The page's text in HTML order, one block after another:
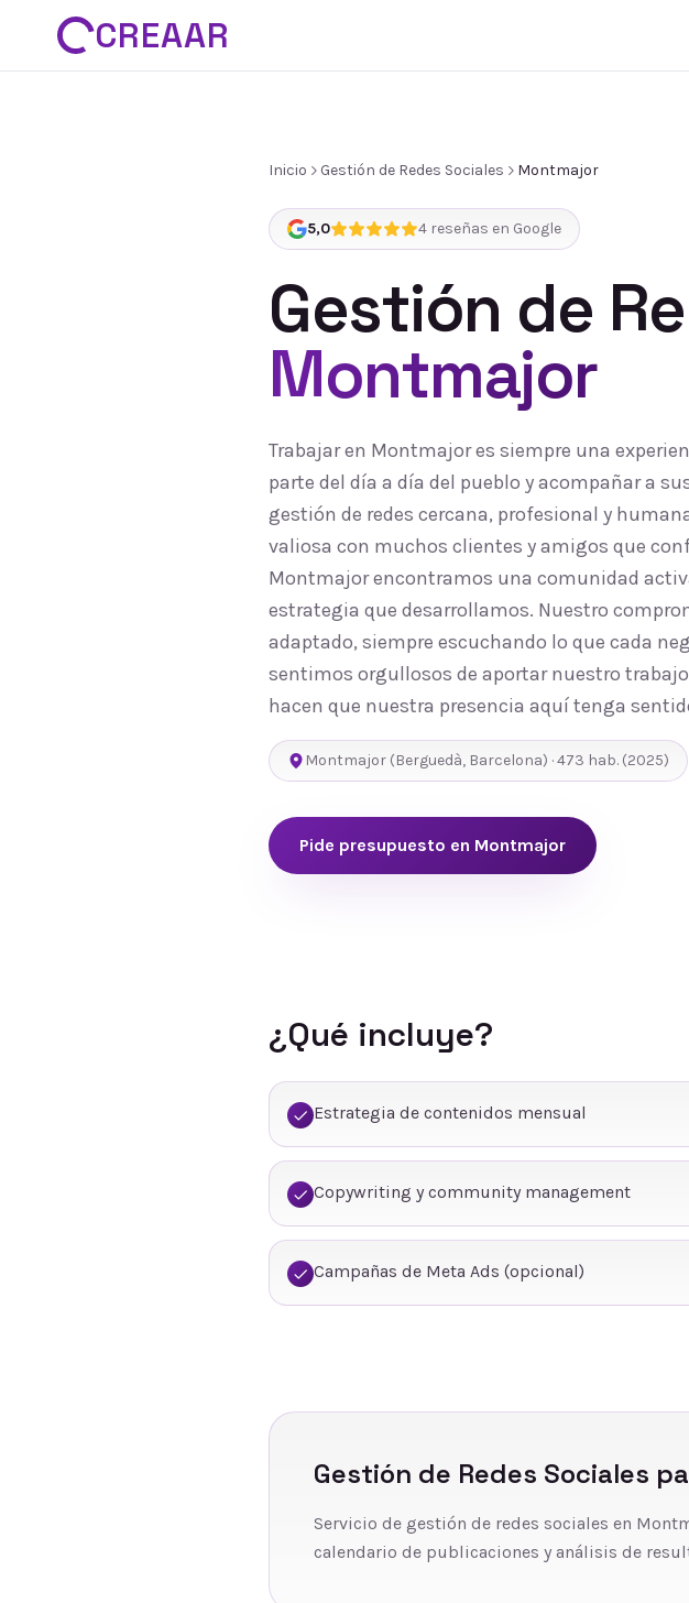
CREAAR
Inicio Gestión de Redes Sociales Montmajor
5,0 4 reseñas en Google
Gestión de
Montmajor
Trabajar en Montmajor es siempre una
parte del día a día del pueblo y acompañar a
gestión de redes cercana, profesional y
valiosa con muchos clientes y amigos que
Montmajor encontramos una comunidad
estrategia que desarrollamos. Nuestro
adaptado, siempre escuchando lo que cada
sentimos orgullosos de aportar nuestro
hacen que nuestra presencia aquí tenga
Montmajor (Berguedà, Barcelona) ·473 hab. (2025)
Pide presupuesto en Montmajor
¿Qué incluye?
Estrategia de contenidos mensual
Copywriting y community management
Campañas de Meta Ads (opcional)
Gestión de Redes Sociales
Servicio de gestión de redes sociales en
calendario de publicaciones y análisis de